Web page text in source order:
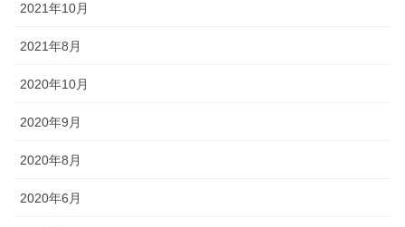
2021年10月
2021年8月
2020年10月
2020年9月
2020年8月
2020年6月